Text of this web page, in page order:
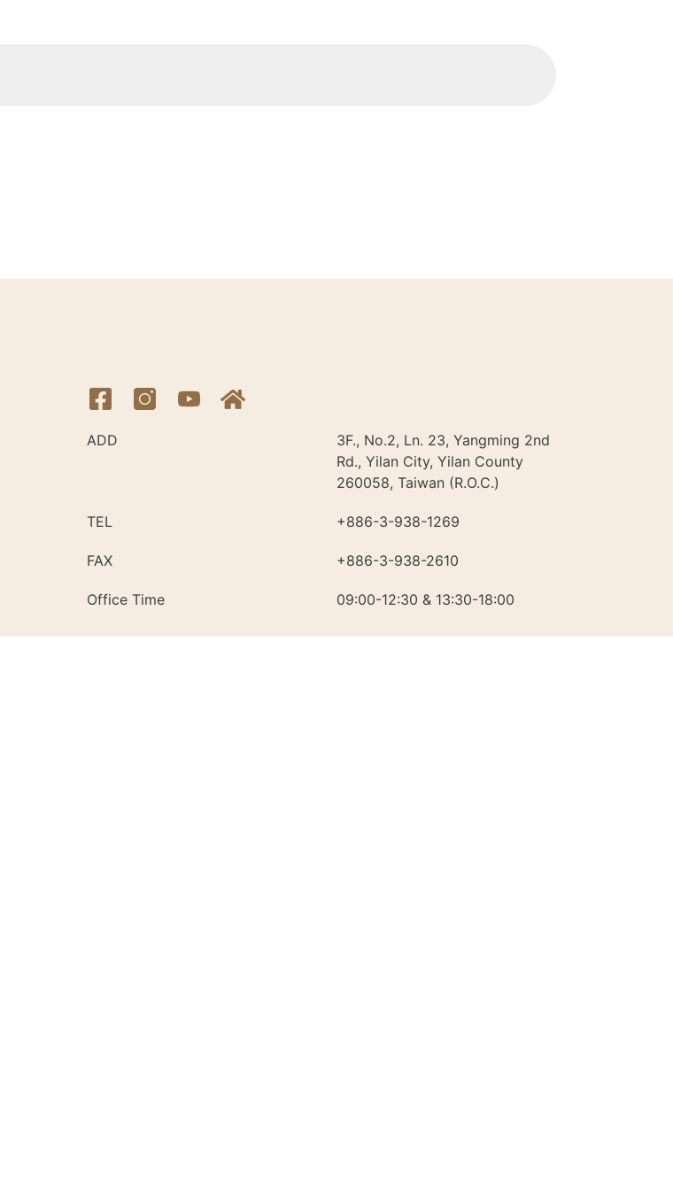
ADD
3F., No.2, Ln. 23, Yangming 2nd
Rd., Yilan City, Yilan County
260058, Taiwan (R.O.C.)
TEL +886-3-938-1269​
FAX +886-3-938-2610
Office Time 09:00-12:30 & 13:30-18:00